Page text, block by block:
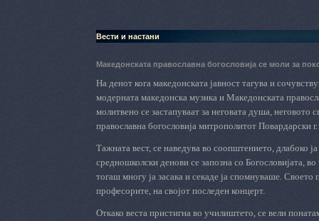
Вести и настани
Македонската православна богословија се моли за
На денот кога македонската јавност тагува и
модерната македонска музика и Македонската
молитвено се застапуваат за неговата душа,
православна богословија митрополитот Повардарски г.
Тажната вест, се наведува во соопштението, длабоко
средношколски денови се запозна со Богословијата,
тогаш многу ја засака и секаде ја спомнуваше. Своето
професорите, на својот последен концерт.
Откако веста пристигна во училиштето, се вели